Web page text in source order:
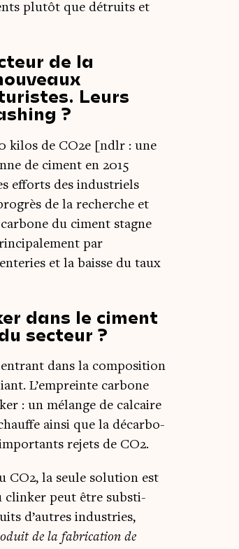
plu­tôt que détruits et
de la
Leurs
?
kilos de CO2e [ndlr : une
de ciment en 2015
efforts des indus­triels
de la recherche et
du ciment stagne
par
et la baisse du taux
dans le ciment
secteur ?
dans la com­po­si­tion
L’empreinte car­bone
: un mélange de cal­caire
ain­si que la décar­bo­
rejets de CO2.
CO2, la seule solu­tion est
clin­ker peut être sub­sti­
d’autres indus­tries,
de la fabri­ca­tion de